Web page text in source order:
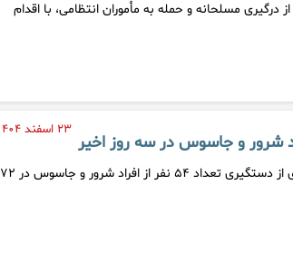
مسلحانه و حمله به مأموران انتظامی، با اقدام
۲۳ اسفند ۱۴۰۴
پلیس امنیت عمومی فراجا در اطلاعیه‌ای از دستگیری تعداد ۵۴ نفر از افراد شرور و جاسوس در ۷۲